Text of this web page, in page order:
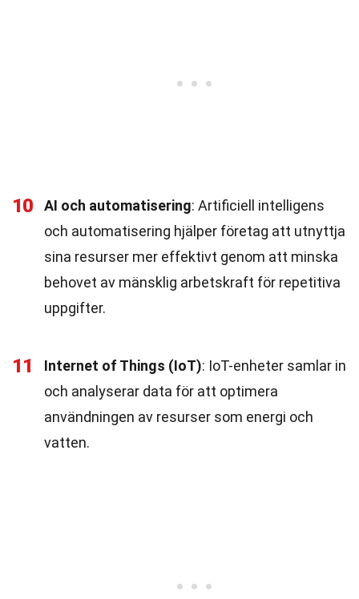
10 AI och automatisering: Artificiell intelligens
och automatisering hjälper företag att utnyttja
sina resurser mer effektivt genom att minska
behovet av mänsklig arbetskraft för repetitiva
uppgifter.
11 Internet of Things (IoT): IoT-enheter samlar in
och analyserar data för att optimera
användningen av resurser som energi och
vatten.